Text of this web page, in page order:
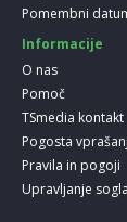
Pomembni
Informacije
O nas
Pomoč
TSmedia kontakt
Pogosta
Pravila in pogoji
Upravljanje